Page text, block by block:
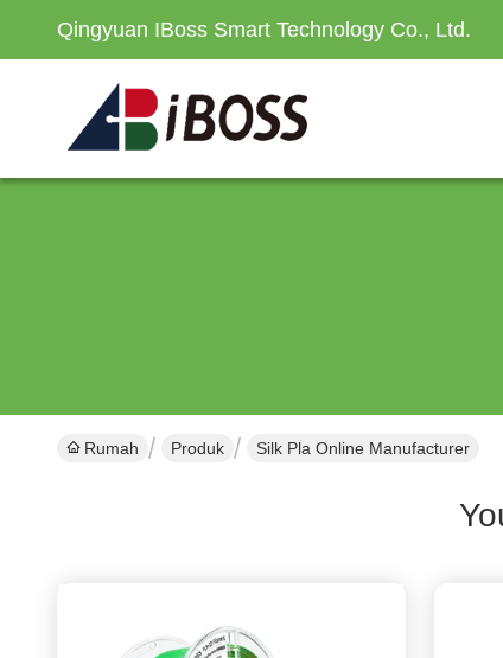
Qingyuan IBoss Smart Technology Co., Ltd.
Rumah Produk Silk Pla Online Manufacturer